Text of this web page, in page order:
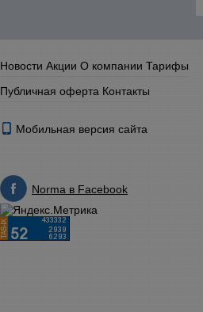
Новости Акции О компании Тарифы
Публичная оферта Контакты
Мобильная версия сайта
Norma в Facebook